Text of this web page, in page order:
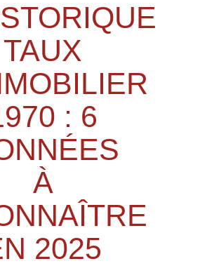
TAUX
: 6
À
2025